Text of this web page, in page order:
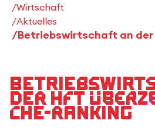
Wirtschaft
Aktuelles
der HFT
CHE-Ranking